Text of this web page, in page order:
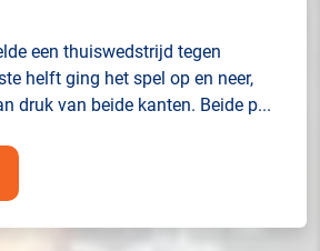
een thuiswedstrijd tegen
helft ging het spel op en neer,
druk van beide kanten. Beide p...